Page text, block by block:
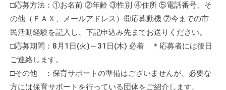
動
に
関
す
る
総
合
□応募方法：①お名前 ②年齢 ③性別 ④住所 ⑤電話番号、そ
の他（ＦＡＸ、メールアドレス）⑥応募動機 ⑦今までの市
民活動経験を記入し、下記申込み先までお送りください。
□応募期間：8月1日(火)～31日(木) 必着 ＊応募者には後日
ご連絡します。
□その他 ：保育サポートの準備はございませんが、必要な
方には保育サポートを行っている団体をご紹介します。